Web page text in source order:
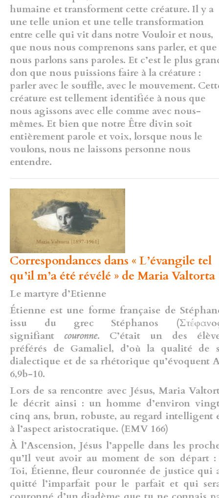
humaine et transforment cette créature. Il y a
une telle union et une telle transformation
entre celle qui vit dans notre Vouloir et nous,
que nous nous comprenons sans parler, et que
nous parlons sans paroles. Et c’est le plus
don que nous puissions faire à la créature :
parler avec le souffle, avec le mouvement.
créature est tellement identifiée à nous que
nous agissons avec elle comme avec nous-
mêmes. Et bien que notre Être divin soit
entièrement parole et voix, lorsque nous le
voulons, nous ne laissons personne nous
entendre.
Correspondances dans « L’évangile tel
qu’il m’a été révélé » de Maria Valtorta
Le martyre d’Etienne
Étienne est une forme française de
issu du grec Stéphanos
signifiant couronne. C’était un des
préférés de Gamaliel, d’où la qualité de
dialectique et de sa rhétorique qu’évoquent
6,9b-10.
Lors de sa rencontre avec Jésus, Maria
le décrit ainsi : un homme d’environ
cinq ans, brun, robuste, au regard intelligent
à l’aspect aristocratique. (EMV 166)
À l’Ascension, Jésus l’appelle dans les
qu’Il veut avoir au moment de son départ :
Toi, Étienne, fleur couronnée de justice qui
quitté l’imparfait pour le parfait et qui